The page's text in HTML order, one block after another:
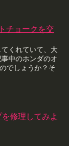
チョークを交
くれていて、大
中のホンダのオ
でしょうか？そ
修理してみよ